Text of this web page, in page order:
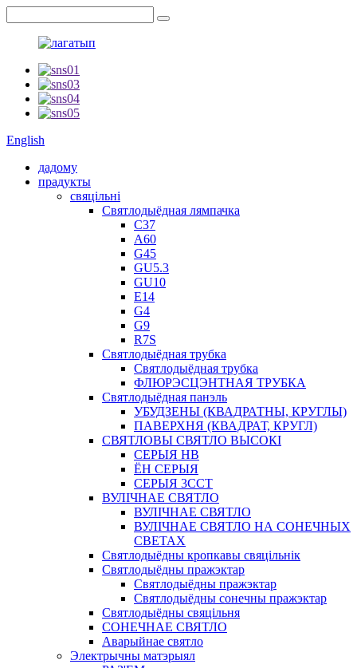
English
дадому
прадукты
свяцільні
Святлодыёдная лямпачка
C37
A60
G45
GU5.3
GU10
E14
G4
G9
R7S
Святлодыёдная трубка
Святлодыёдная трубка
ФЛЮРЭСЦЭНТНАЯ ТРУБКА
Святлодыёдная панэль
УБУДЗЕНЫ (КВАДРАТНЫ, КРУГЛЫ)
ПАВЕРХНЯ (КВАДРАТ, КРУГЛ)
СВЯТЛОВЫ СВЯТЛО ВЫСОКІ
СЕРЫЯ HB
ЁН СЕРЫЯ
СЕРЫЯ 3CCT
ВУЛІЧНАЕ СВЯТЛО
ВУЛІЧНАЕ СВЯТЛО
ВУЛІЧНАЕ СВЯТЛО НА СОНЕЧНЫХ
СВЕТАХ
Святлодыёдны кропкавы свяцільнік
Святлодыёдны пражэктар
Святлодыёдны пражэктар
Святлодыёдны сонечны пражэктар
Святлодыёдны свяцільня
СОНЕЧНАЕ СВЯТЛО
Аварыйнае святло
Электрычны матэрыял